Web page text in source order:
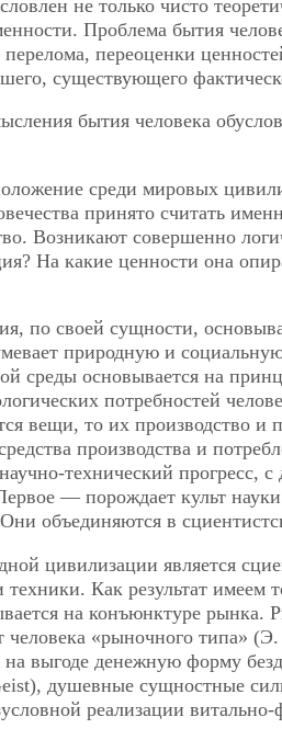
не только чисто
Проблема бытия
перелома, переоценки
существующего
бытия человека
среди мировых
принято считать
Возникают совершенно
На какие ценности она
по своей сущности,
природную и
среды основывается на
потребностей
вещи, то их производство и
производства и
технический прогресс,
— порождает культ
объединяются в
цивилизации является
техники. Как результат
на конъюнктуре рынка.
«рыночного типа»
выгоде денежную форму
душевные сущностные
реализации